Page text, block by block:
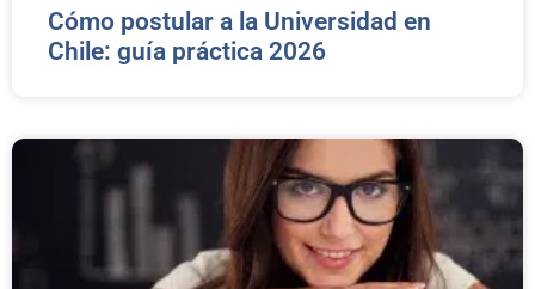
Cómo postular a la Universidad en
Chile: guía práctica 2026